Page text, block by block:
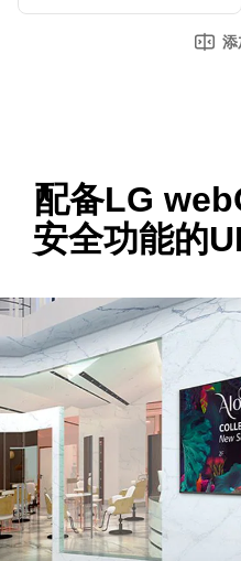
添
配备LG
安全功能的